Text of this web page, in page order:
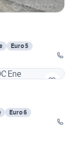
Euro 5
Euro 6